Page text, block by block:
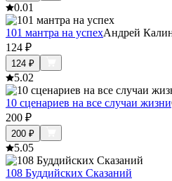
0.01
101 мантра на успехАндрей
124 ₽
124 ₽
5.02
10 сценариев на все случаи жизни
200 ₽
200 ₽
5.05
108 Буддийских Сказаний